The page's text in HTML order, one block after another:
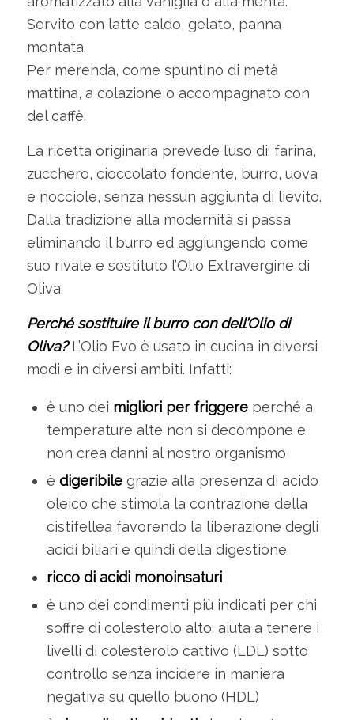
Servito con latte caldo, gelato, panna
montata.
Per merenda, come spuntino di metà
mattina, a colazione o accompagnato con
del caffè.
La ricetta originaria prevede l’uso di: farina,
zucchero, cioccolato fondente, burro, uova
e nocciole, senza nessun aggiunta di lievito.
Dalla tradizione alla modernità si passa
eliminando il burro ed aggiungendo come
suo rivale e sostituto l’Olio Extravergine di
Oliva.
Perché sostituire il burro con dell’Olio di
Oliva?L’Olio Evo è usato in cucina in diversi
modi e in diversi ambiti. Infatti:
è uno dei migliori per friggereperché a
temperature alte non si decompone e
non crea danni al nostro organismo
è digeribilegrazie alla presenza di acido
oleico che stimola la contrazione della
cistifellea favorendo la liberazione degli
acidi biliari e quindi della digestione
ricco di acidi monoinsaturi
è uno dei condimenti più indicati per chi
soffre di colesterolo alto: aiuta a tenere i
livelli di colesterolo cattivo (LDL) sotto
controllo senza incidere in maniera
negativa su quello buono (HDL)